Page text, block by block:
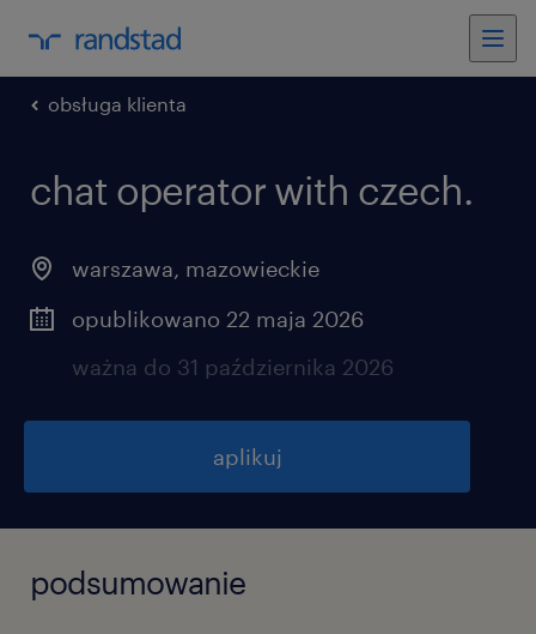
obsługa klienta
chat operator with czech.
warszawa, mazowieckie
opublikowano 22 maja 2026
ważna do 31 października 2026
aplikuj
podsumowanie